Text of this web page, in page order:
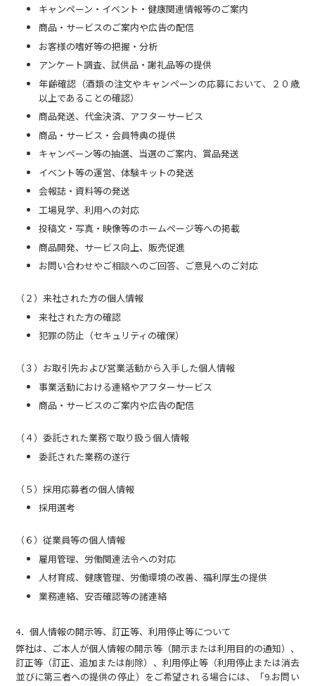
キャンペーン・イベント・健康関連情報等のご案内
商品・サービスのご案内や広告の配信
お客様の嗜好等の把握・分析
アンケート調査、試供品・謝礼品等の提供
年齢確認（酒類の注文やキャンペーンの応募において、２０歳
以上であることの確認）
商品発送、代金決済、アフターサービス
商品・サービス・会員特典の提供
キャンペーン等の抽選、当選のご案内、賞品発送
イベント等の運営、体験キットの発送
会報誌・資料等の発送
工場見学、利用への対応
投稿文・写真・映像等のホームページ等への掲載
商品開発、サービス向上、販売促進
お問い合わせやご相談へのご回答、ご意見へのご対応
（２）来社された方の個人情報
来社された方の確認
犯罪の防止（セキュリティの確保）
（３）お取引先および営業活動から入手した個人情報
事業活動における連絡やアフターサービス
商品・サービスのご案内や広告の配信
（４）委託された業務で取り扱う個人情報
委託された業務の遂行
（５）採用応募者の個人情報
採用選考
（６）従業員等の個人情報
雇用管理、労働関連法令への対応
人材育成、健康管理、労働環境の改善、福利厚生の提供
業務連絡、安否確認等の諸連絡
4．個人情報の開示等、訂正等、利用停止等について
弊社は、ご本人が個人情報の開示等（開示または利用目的の通知）、
訂正等（訂正、追加または削除）、利用停止等（利用停止または消去
並びに第三者への提供の停止）をご希望される場合には、「9.お問い